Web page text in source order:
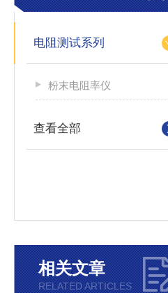
电阻测试系列
粉末电阻率仪
查看全部
相关文章
RELATED ARTICLES